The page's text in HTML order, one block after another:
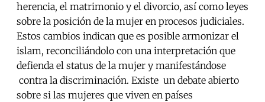
herencia, el matrimonio y el divorcio, así como leyes
sobre la posición de la mujer en procesos judiciales.
Estos cambios indican que es posible armonizar el
islam, reconciliándolo con una interpretación que
defienda el status de la mujer y manifestándose
contra la discriminación. Existe un debate abierto
sobre si las mujeres que viven en países